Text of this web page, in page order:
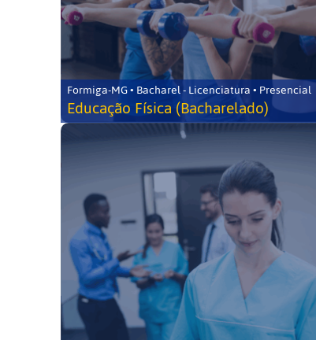
Formiga-MG • Bacharel - Licenciatura • Presencial
Educação Física (Bacharelado)